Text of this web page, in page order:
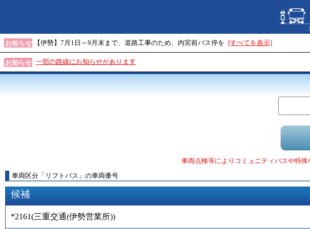
お知らせ 【伊勢】7月1日～9月末まで、道路工事のため、内宮前バス停を [すべてを表示]
お知らせ 一部の路線にお知らせがあります
車両点検等によりコミュニティバスや特
車両区分 「 リフトバス 」 の車両番号
候補
*2161(三重交通(伊勢営業所))